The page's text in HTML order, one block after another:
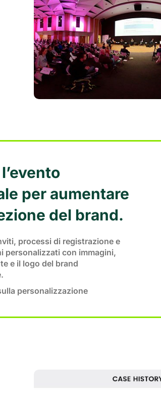
per aumentare
del brand.
processi di registrazione e
personalizzati con immagini,
e il logo del brand
personalizzazione